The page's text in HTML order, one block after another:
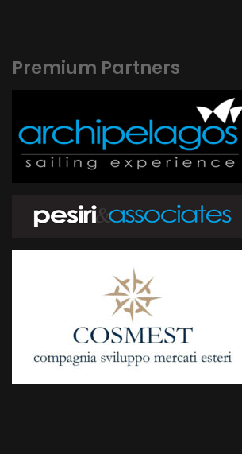
Premium Partners